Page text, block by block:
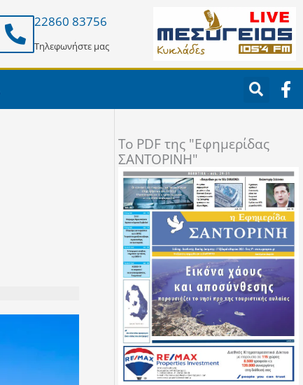
22860 83756
Τηλεφωνήστε μας
F
a
c
o
k
-
f
To PDF της "Εφημερίδας
ΣΑΝΤΟΡΙΝΗ"